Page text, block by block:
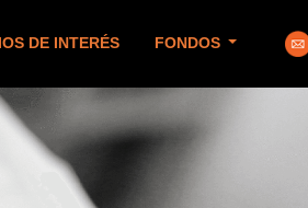
DE INTERÉS FONDOS